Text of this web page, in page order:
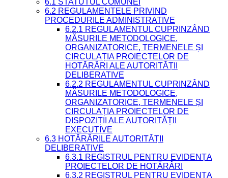
6.1 STATUTUL COMUNEI
6.2 REGULAMENTELE PRIVIND
PROCEDURILE ADMINISTRATIVE
6.2.1 REGULAMENTUL CUPRINZÂND
MĂSURILE METODOLOGICE,
ORGANIZATORICE, TERMENELE ȘI
CIRCULAȚIA PROIECTELOR DE
HOTĂRÂRI ALE AUTORITĂȚII
DELIBERATIVE
6.2.2 REGULAMENTUL CUPRINZÂND
MĂSURILE METODOLOGICE,
ORGANIZATORICE, TERMENELE ȘI
CIRCULAȚIA PROIECTELOR DE
DISPOZIȚII ALE AUTORITĂȚII
EXECUTIVE
6.3 HOTĂRÂRILE AUTORITĂȚII
DELIBERATIVE
6.3.1 REGISTRUL PENTRU EVIDENȚA
PROIECTELOR DE HOTĂRÂRI
6.3.2 REGISTRUL PENTRU EVIDENȚA